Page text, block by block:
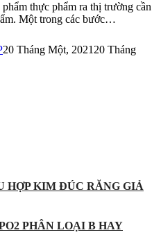
thực phẩm ra thị trường cần
Một trong các bước…
20 Tháng Một, 2021 20 Tháng
HỢP KIM ĐÚC RĂNG GIẢ
PHÂN LOẠI B HAY